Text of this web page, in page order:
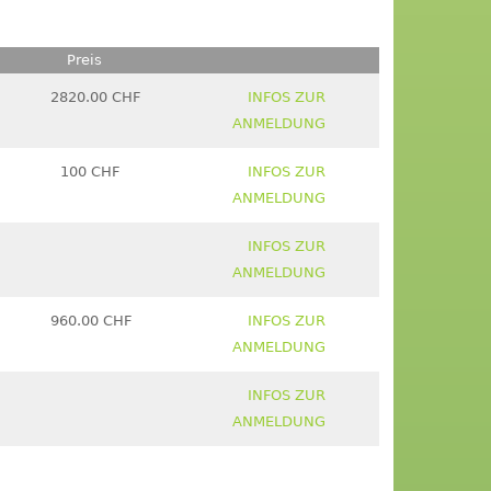
Preis
2820.00 CHF
INFOS ZUR
ANMELDUNG
100 CHF
INFOS ZUR
ANMELDUNG
INFOS ZUR
ANMELDUNG
960.00 CHF
INFOS ZUR
ANMELDUNG
INFOS ZUR
ANMELDUNG